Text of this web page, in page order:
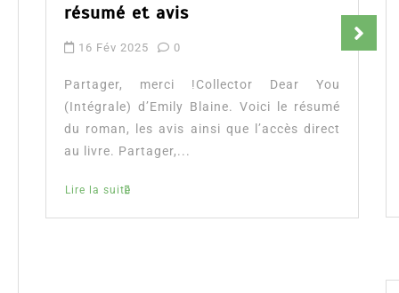
résumé et avis
16 Fév 2025 0
Partager, merci !Collector Dear You
(Intégrale) d’Emily Blaine. Voici le résumé
du roman, les avis ainsi que l’accès direct
au livre. Partager,...
Lire la suite